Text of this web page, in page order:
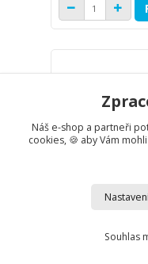
Náš e-shop a partneři
cookies, 🍪 aby Vám
Souhlas